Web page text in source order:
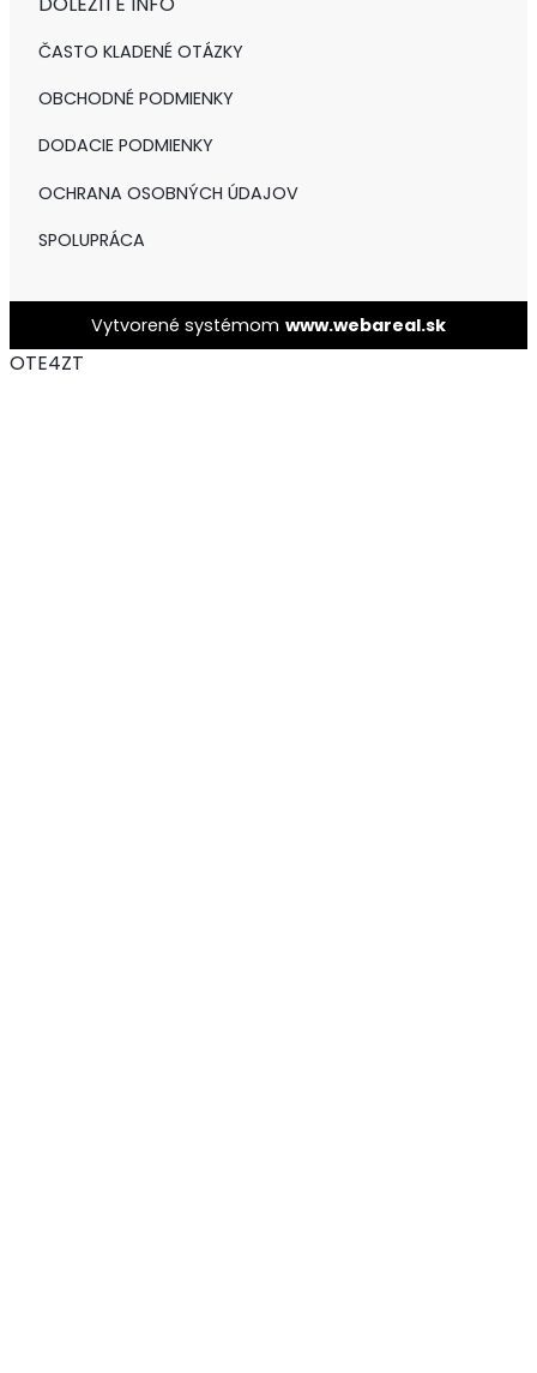
ČASTO KLADENÉ OTÁZKY
OBCHODNÉ PODMIENKY
DODACIE PODMIENKY
OCHRANA OSOBNÝCH ÚDAJOV
SPOLUPRÁCA
Vytvorené systémom www.webareal.sk
OTE4ZT